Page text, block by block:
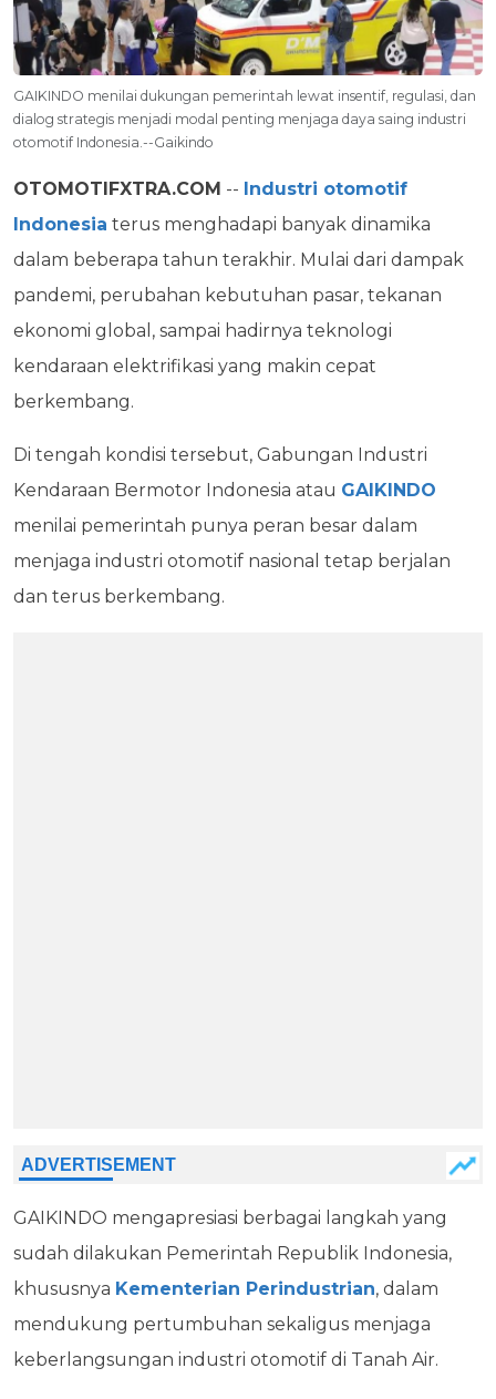
GAIKINDO menilai dukungan pemerintah lewat insentif, regulasi, dan
dialog strategis menjadi modal penting menjaga daya saing industri
otomotif Indonesia.--Gaikindo
OTOMOTIFXTRA.COM -- Industri otomotif
Indonesia terus menghadapi banyak dinamika
dalam beberapa tahun terakhir. Mulai dari dampak
pandemi, perubahan kebutuhan pasar, tekanan
ekonomi global, sampai hadirnya teknologi
kendaraan elektrifikasi yang makin cepat
berkembang.
Di tengah kondisi tersebut, Gabungan Industri
Kendaraan Bermotor Indonesia atau GAIKINDO
menilai pemerintah punya peran besar dalam
menjaga industri otomotif nasional tetap berjalan
dan terus berkembang.
GAIKINDO mengapresiasi berbagai langkah yang
sudah dilakukan Pemerintah Republik Indonesia,
khususnya Kementerian Perindustrian, dalam
mendukung pertumbuhan sekaligus menjaga
keberlangsungan industri otomotif di Tanah Air.